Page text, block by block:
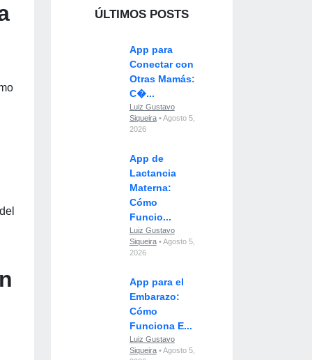
ÚLTIMOS POSTS
App para
Conectar con
Otras Mamás:
C�...
Luiz Gustavo
Siqueira• Agosto 5,
2026
App de
Lactancia
Materna:
Cómo
Funcio...
Luiz Gustavo
Siqueira• Agosto 5,
2026
App para el
Embarazo:
Cómo
Funciona E...
Luiz Gustavo
Siqueira• Agosto 5,